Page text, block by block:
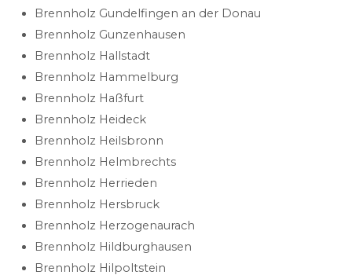
Brennholz Gundelfingen an der Donau
Brennholz Gunzenhausen
Brennholz Hallstadt
Brennholz Hammelburg
Brennholz Haßfurt
Brennholz Heideck
Brennholz Heilsbronn
Brennholz Helmbrechts
Brennholz Herrieden
Brennholz Hersbruck
Brennholz Herzogenaurach
Brennholz Hildburghausen
Brennholz Hilpoltstein